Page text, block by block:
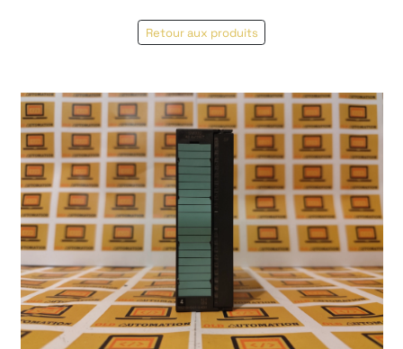
Retour aux produits